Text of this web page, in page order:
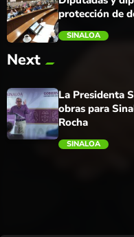
trending_flat
protección de
SINALOA
Next
La Presidenta
obras para
Rocha
SINALOA